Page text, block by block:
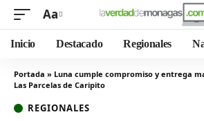
Aa
Inicio Destacado Regionales
Portada » Luna cumple compromiso y entrega
Las Parcelas de Caripito
REGIONALES